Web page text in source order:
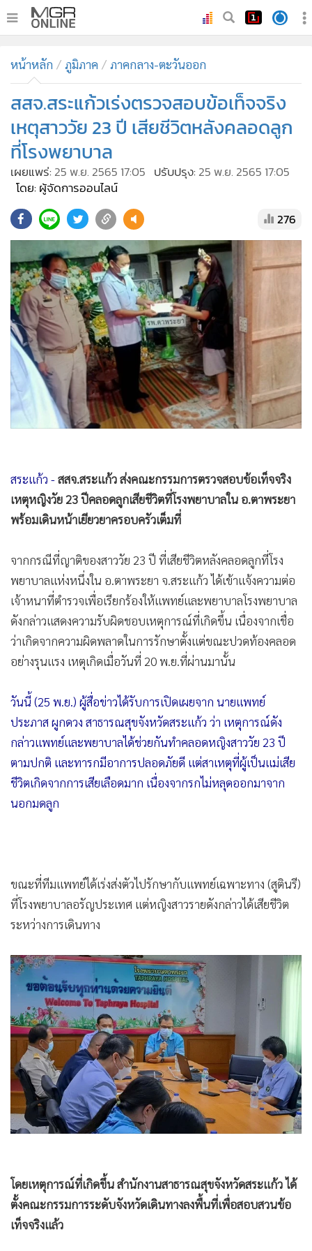
ทันเหตุการณ์
• ภาคใต้
Online Section
• บันเทิง
ผู้จัดการรายวัน
• ละคร
CbizReview
• Cyber BIZ
• ผู้จัดกวน
• Good health & Well-being
• Green Innovation & SD
Management & HR
•
MGR Live
• Infographic
การเมือง
• ต่างประเทศ
• Special Scoop
• เศรษฐกิจ-ธุรกิจ
ชุมชน-คุณภาพชีวิต
อาชญากรรม
• Motoring
• เกม
• วิทยาศาสตร์
• หุ้น
• อินโดจีน
• กองทุนรวม
• Celeb Online
• Factcheck
• ญี่ปุ่น
หน้าหลัก ภูมิภาค ภาคกลาง-ตะวันออก
สสจ.สระแก้วเร่งตรวจสอบข้อเท็จจริง
เหตุสาววัย 23 ปี เสียชีวิตหลังคลอดลูก
ที่โรงพยาบาล
เผยแพร่: 25 พ.ย. 2565 17:05 ปรับปรุง: 25 พ.ย. 2565 17:05
โดย: ผู้จัดการออนไลน์
276
สระแก้ว -สสจ.สระแก้ว ส่งคณะกรรมการตรวจสอบข้อเท็จจริง
เหตุหญิงวัย 23 ปีคลอดลูกเสียชีวิตที่โรงพยาบาลใน อ.ตาพระยา
พร้อมเดินหน้าเยียวยาครอบครัวเต็มที่
จากกรณีที่ญาติของสาววัย 23 ปี ที่เสียชีวิตหลังคลอดลูกที่โรง
พยาบาลแห่งหนึ่งใน อ.ตาพระยา จ.สระแก้ว ได้เข้าแจ้งความต่อ
เจ้าหนาที่ตำรวจเพื่อเรียกร้องให้แพทย์และพยาบาลโรงพยาบาล
ดังกล่าวแสดงความรับผิดชอบเหตุการณ์ที่เกิดขึ้น เนื่องจากเชื่อ
ว่าเกิดจากความผิดพลาดในการรักษาตั้งแต่ขณะปวดท้องคลอด
อย่างรุนแรง เหตุเกิดเมื่อวันที่ 20 พ.ย.ที่ผ่านมานั้น
วันนี้ (25 พ.ย.) ผู้สื่อข่าวได้รับการเปิดเผยจาก นายแพทย์
ประภาส ผูกดวง สาธารณสุขจังหวัดสระแก้ว ว่า เหตุการณ์ดัง
กล่าวแพทย์และพยาบาลได้ช่วยกันทำคลอดหญิงสาววัย 23 ปี
ตามปกติ และทารกมีอาการปลอดภัยดี แต่สาเหตุที่ผู้เป็นแม่เสีย
ชีวิตเกิดจากการเสียเลือดมาก เนื่องจากรกไม่หลุดออกมาจาก
นอกมดลูก
ขณะที่ทีมแพทย์ได้เร่งส่งตัวไปรักษากับแพทย์เฉพาะทาง (สูตินรี)
ที่โรงพยาบาลอรัญประเทศ แต่หญิงสาวรายดังกล่าวได้เสียชีวิต
ระหว่างการเดินทาง
โดยเหตุการณ์ที่เกิดขึ้น สำนักงานสาธารณสุขจังหวัดสระแก้ว ได้
ตั้งคณะกรรมการระดับจังหวัดเดินทางลงพื้นที่เพื่อสอบสวนข้อ
เท็จจริงแล้ว